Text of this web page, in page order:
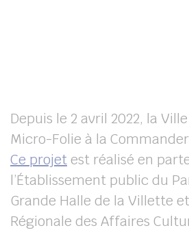
Depuis le 2 avril 2022, la
Micro-Folie à la
Ce projetest réalisé en
l’Établissement public du
Grande Halle de la Villette
Régionale des Affaires